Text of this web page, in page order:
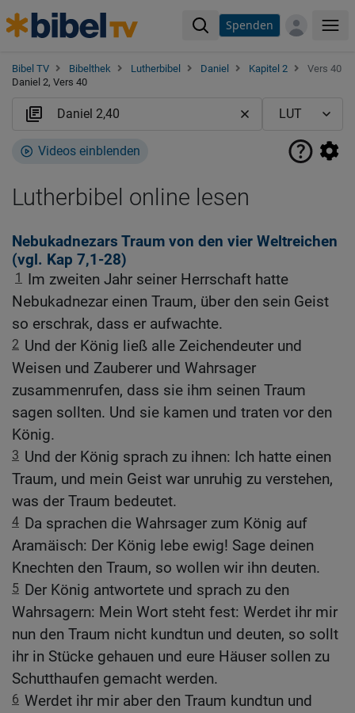
Spenden
Bibel TV Bibelthek Lutherbibel Daniel Kapitel 2
Vers 40
Daniel 2, Vers 40
Videos einblenden
Lutherbibel online lesen
Nebukadnezars Traum von den vier Weltreichen
(vgl. Kap 7,1-28)
1
Im zweiten Jahr seiner Herrschaft hatte
Nebukadnezar einen Traum, über den sein Geist
so erschrak, dass er aufwachte.
2 Und der König ließ alle Zeichendeuter und
Weisen und Zauberer und Wahrsager
zusammenrufen, dass sie ihm seinen Traum
sagen sollten. Und sie kamen und traten vor den
König.
3 Und der König sprach zu ihnen: Ich hatte einen
Traum, und mein Geist war unruhig zu verstehen,
was der Traum bedeutet.
4 Da sprachen die Wahrsager zum König auf
Aramäisch: Der König lebe ewig! Sage deinen
Knechten den Traum, so wollen wir ihn deuten.
5 Der König antwortete und sprach zu den
Wahrsagern: Mein Wort steht fest: Werdet ihr mir
nun den Traum nicht kundtun und deuten, so sollt
ihr in Stücke gehauen und eure Häuser sollen zu
Schutthaufen gemacht werden.
6 Werdet ihr mir aber den Traum kundtun und